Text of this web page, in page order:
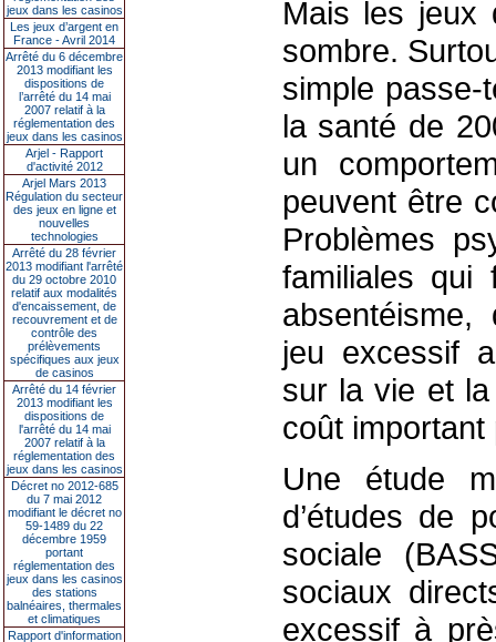
jeux dans les casinos
Les jeux d’argent en
France - Avril 2014
Arrêté du 6 décembre
2013 modifiant les
dispositions de
l’arrêté du 14 mai
2007 relatif à la
réglementation des
jeux dans les casinos
Arjel - Rapport
d'activité 2012
Arjel Mars 2013
Régulation du secteur
des jeux en ligne et
nouvelles
technologies
Arrêté du 28 février
2013 modifiant l'arrêté
du 29 octobre 2010
relatif aux modalités
d'encaissement, de
recouvrement et de
contrôle des
prélèvements
spécifiques aux jeux
de casinos
Arrêté du 14 février
2013 modifiant les
dispositions de
l'arrêté du 14 mai
2007 relatif à la
réglementation des
jeux dans les casinos
Décret no 2012-685
du 7 mai 2012
modifiant le décret no
59-1489 du 22
décembre 1959
portant
réglementation des
jeux dans les casinos
des stations
balnéaires, thermales
et climatiques
Rapport d'information
Mais les jeux
sombre.
simple passe-
la santé de
un
peuvent être
Problèmes
familiales qui
jeu excessif
sur la vie et
coût
Une étude
d’études de
sociale
sociaux
excessif à